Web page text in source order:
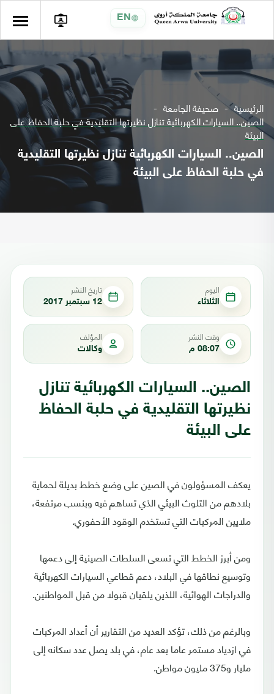
EN
الرئيسية صحيفة الجامعة
الصين.. السيارات الكهربائية تنازل نظيرتها التقليدية في حلبة الحفاظ على
البيئة
الصين.. السيارات الكهربائية تنازل نظيرتها التقليدية
في حلبة الحفاظ على البيئة
اليوم
الثلاثاء
تاريخ النشر
12 سبتمبر 2017
وقت النشر
08:07 م
المؤلف
وكالات
الصين.. السيارات الكهربائية تنازل
نظيرتها التقليدية في حلبة الحفاظ
على البيئة
يعكف المسؤولون في الصين على وضع خطط بديلة لحماية
بلادهم من التلوث البيئي الذي تساهم فيه وبنسب مرتفعة،
ملايين المركبات التي تستخدم الوقود الأحفوري.
ومن أبرز الخطط التي تسعى السلطات الصينية إلى دعمها
وتوسيع نطاقها في البلاد، دعم قطاعي السيارات الكهربائية
والدراجات الهوائية، اللذين يلقيان قبولا من قبل المواطنين.
وبالرغم من ذلك، تؤكد العديد من التقارير أن أعداد المركبات
في ازدياد مستمر عاما بعد عام، في بلد يصل عدد سكانه إلى
مليار و375 مليون مواطن.